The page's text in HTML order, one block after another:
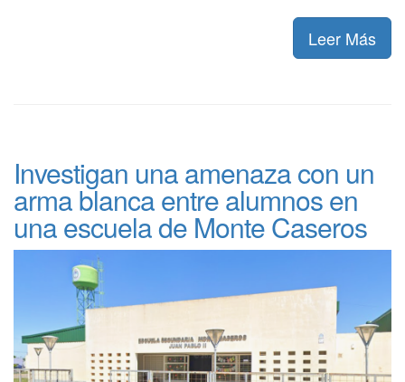
Leer Más
Investigan una amenaza con un
arma blanca entre alumnos en
una escuela de Monte Caseros